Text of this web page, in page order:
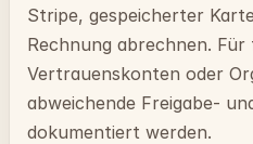
Stripe, gespeicherter
Rechnung abrechnen. Für
Vertrauenskonten oder
abweichende Freigabe-
dokumentiert werden.